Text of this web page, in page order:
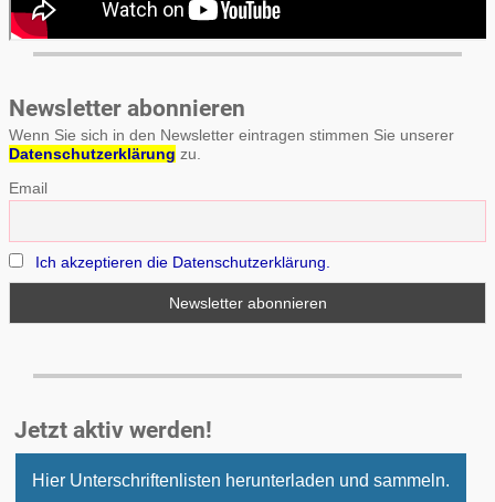
Newsletter abonnieren
Wenn Sie sich in den Newsletter eintragen stimmen Sie unserer
Datenschutzerklärung zu.
Email
Ich akzeptieren die Datenschutzerklärung.
Jetzt aktiv werden!
Hier Unterschriftenlisten herunterladen und sammeln.